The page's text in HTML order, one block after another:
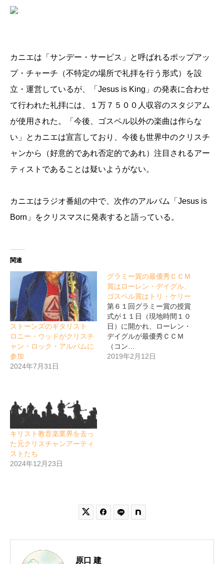
カニエは「サンデー・サービス」と呼ばれるポップアッ
プ・チャーチ（不特定の場所で礼拝を行う形式）を設
立・運営しているが、「Jesus is King」の発表に合わせ
て行われた礼拝には、１万７５００人収容のスタジアム
が使用された。「今後、ゴスペル以外の楽曲は作らな
い」とカニエは宣言しており、今後も世界中のクリスチ
ャンから（好意的であれ否定的であれ）注目されるアー
ティストであることは疑いようがない。
カニエはラジオ番組の中で、次作のアルバム「Jesus is
Born」をクリスマスに発表すると語っている。
関連
ストーンズのギタリスト
ロニー・ウッドがクリスチ
ャン・ロック・アルバムに
参加
2024年7月31日
グラミー賞の最優秀ＣＣＭ
賞はローレン・デイグル、
ゴスペル賞はトリ・ケリー
第６１回グラミー賞の授賞
式が１１日（現地時間１０
日）に開かれ、ローレン・
デイグルが最優秀ＣＣＭ
（コン…
2019年2月12日
キリスト教音楽業界を去っ
た元クリスチャンアーティ
ストたち
2024年12月23日
 
原口 建